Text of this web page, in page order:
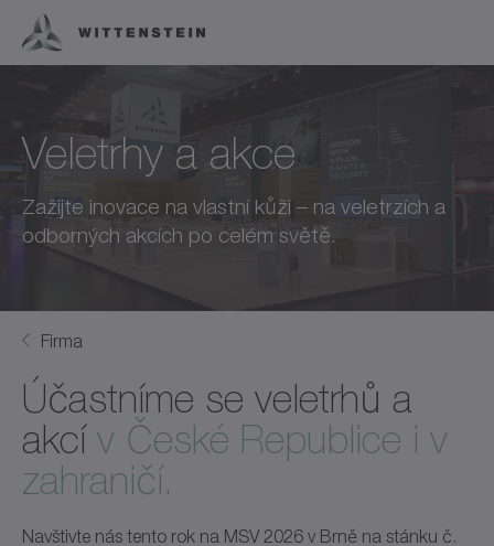
Veletrhy a akce
Zažijte inovace na vlastní kůži – na veletrzích a
odborných akcích po celém světě.
Firma
Účastníme se veletrhů a
akcí v České Republice i v
zahraničí.
Navštivte nás tento rok na MSV 2026 v Brně na stánku č.